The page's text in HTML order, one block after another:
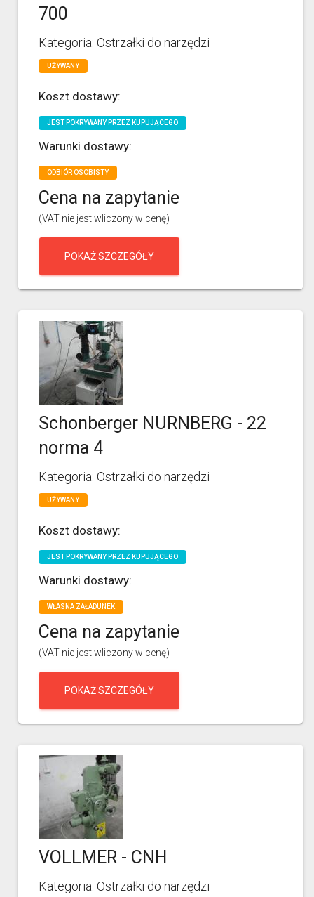
700
Kategoria: Ostrzałki do narzędzi
UŻYWANY
Koszt dostawy:
JEST POKRYWANY PRZEZ KUPUJĄCEGO
Warunki dostawy:
ODBIÓR OSOBISTY
Cena na zapytanie
(VAT nie jest wliczony w cenę)
POKAŻ SZCZEGÓŁY
Schonberger NURNBERG - 22
norma 4
Kategoria: Ostrzałki do narzędzi
UŻYWANY
Koszt dostawy:
JEST POKRYWANY PRZEZ KUPUJĄCEGO
Warunki dostawy:
WŁASNA ZAŁADUNEK
Cena na zapytanie
(VAT nie jest wliczony w cenę)
POKAŻ SZCZEGÓŁY
VOLLMER - CNH
Kategoria: Ostrzałki do narzędzi